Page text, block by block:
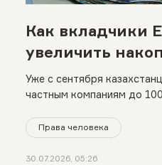
Как вкладчики
увеличить
Уже с сентября
частным компаниям до
Права человека
30.07.2026, 05:26